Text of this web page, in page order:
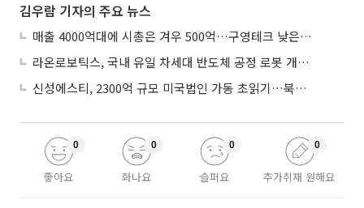
김우람 기자의 주요 뉴스
매출 4000억대에 시총은 겨우 500억…구영테크 낮은 몸값에 저가 승계 마무리
라온로보틱스, 국내 유일 차세대 반도체 공정 로봇 개발 ‘고객사 테스트 진행’
신성에스티, 2300억 규모 미국법인 가동 초읽기…북미 ESS 공략 본격화
좋아요
0
화나요
0
슬퍼요
0
추가취재 원해요
0